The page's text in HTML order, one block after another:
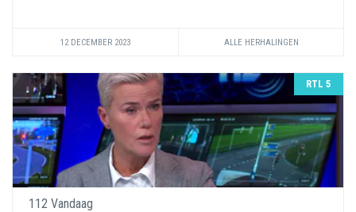
12 DECEMBER 2023 ALLE HERHALINGEN
RTL 5
112 Vandaag